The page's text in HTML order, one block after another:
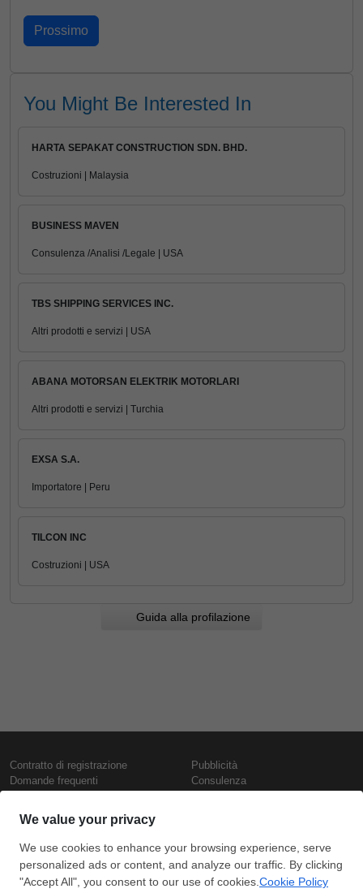
You Might Be Interested In
HARTA SEPAKAT CONSTRUCTION SDN. BHD.
Costruzioni | Malaysia
BUSINESS MAVEN
Consulenza /Analisi /Legale | USA
TBS SHIPPING SERVICES INC.
Altri prodotti e servizi | USA
ABANA MOTORSAN ELEKTRIK MOTORLARI
Altri prodotti e servizi | Turchia
EXSA S.A.
Importatore | Peru
TILCON INC
Costruzioni | USA
Guida alla profilazione
Contratto di registrazione
Domande frequenti
Presentazione
Contattaci
Termini di utilizzo
Politica di riservatezza
Pubblicità
Consulenza